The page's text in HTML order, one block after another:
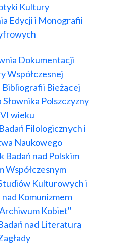
Kultury
Edycji i Monografii
Dokumentacji
Współczesnej
Bibliografii Bieżącej
Polszczyzny
wieku
Filologicznych i
Naukowego
Badań nad Polskim
Współczesnym
Kulturowych i
Komunizmem
Kobiet"
nad Literaturą